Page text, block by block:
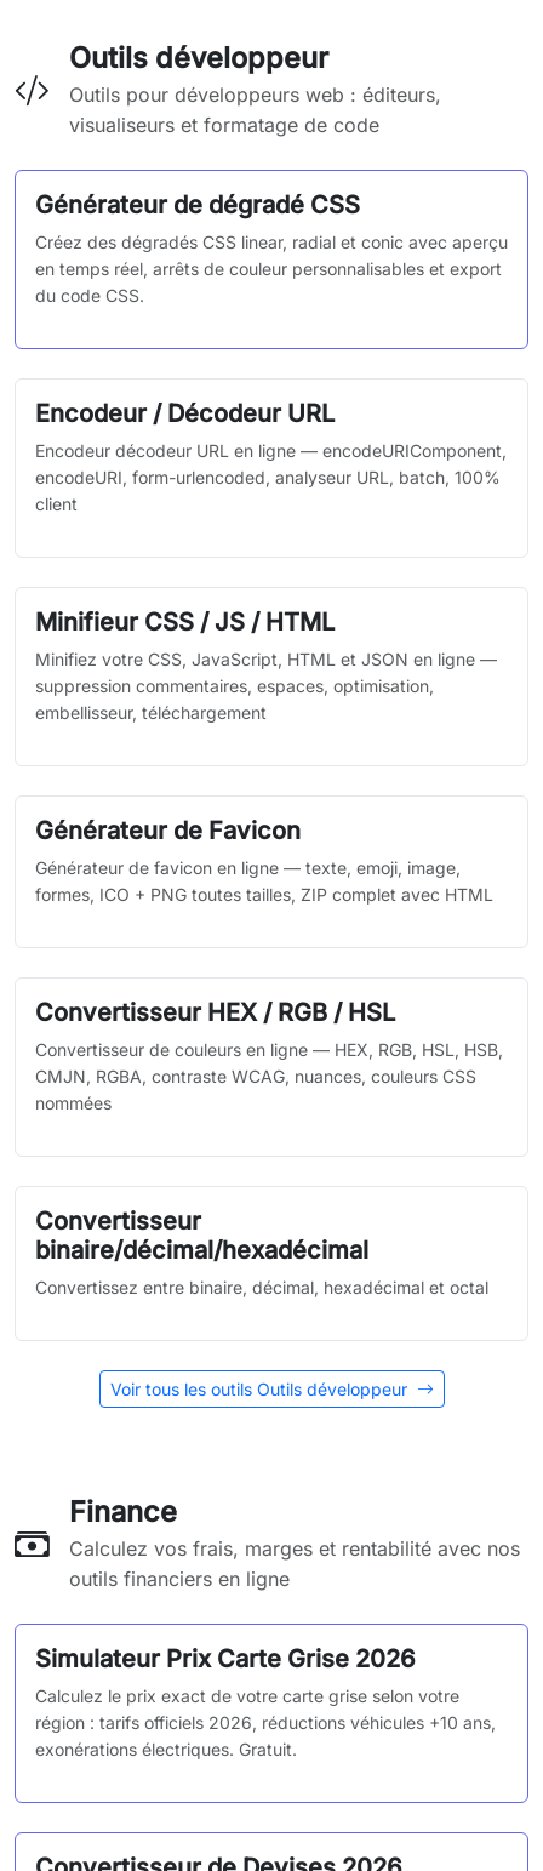
Outils développeur
Outils pour développeurs web : éditeurs,
visualiseurs et formatage de code
Générateur de dégradé CSS
Créez des dégradés CSS linear, radial et conic avec aperçu
en temps réel, arrêts de couleur personnalisables et export
du code CSS.
Encodeur / Décodeur URL
Encodeur décodeur URL en ligne — encodeURIComponent,
encodeURI, form-urlencoded, analyseur URL, batch, 100%
client
Minifieur CSS / JS / HTML
Minifiez votre CSS, JavaScript, HTML et JSON en ligne —
suppression commentaires, espaces, optimisation,
embellisseur, téléchargement
Générateur de Favicon
Générateur de favicon en ligne — texte, emoji, image,
formes, ICO + PNG toutes tailles, ZIP complet avec HTML
Convertisseur HEX / RGB / HSL
Convertisseur de couleurs en ligne — HEX, RGB, HSL, HSB,
CMJN, RGBA, contraste WCAG, nuances, couleurs CSS
nommées
Convertisseur
binaire/décimal/hexadécimal
Convertissez entre binaire, décimal, hexadécimal et octal
Voir tous les outils Outils développeur
Finance
Calculez vos frais, marges et rentabilité avec nos
outils financiers en ligne
Simulateur Prix Carte Grise 2026
Calculez le prix exact de votre carte grise selon votre
région : tarifs officiels 2026, réductions véhicules +10 ans,
exonérations électriques. Gratuit.